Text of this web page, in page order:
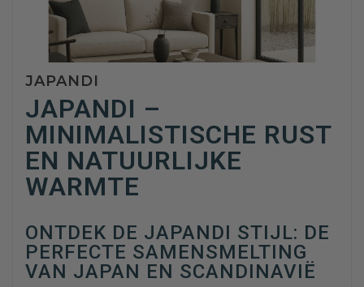
JAPANDI
JAPANDI –
MINIMALISTISCHE RUST
EN NATUURLIJKE
WARMTE
ONTDEK DE JAPANDI STIJL: DE
PERFECTE SAMENSMELTING
VAN JAPAN EN SCANDINAVIË